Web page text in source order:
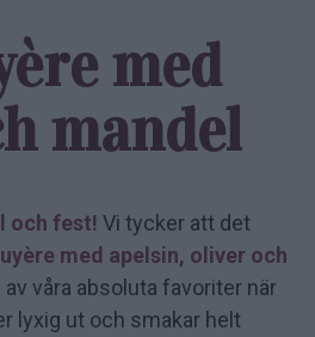
med
mandel
och fest! Vi tycker att det
med apelsin, oliver och
våra absoluta favoriter när
lyxig ut och smakar helt